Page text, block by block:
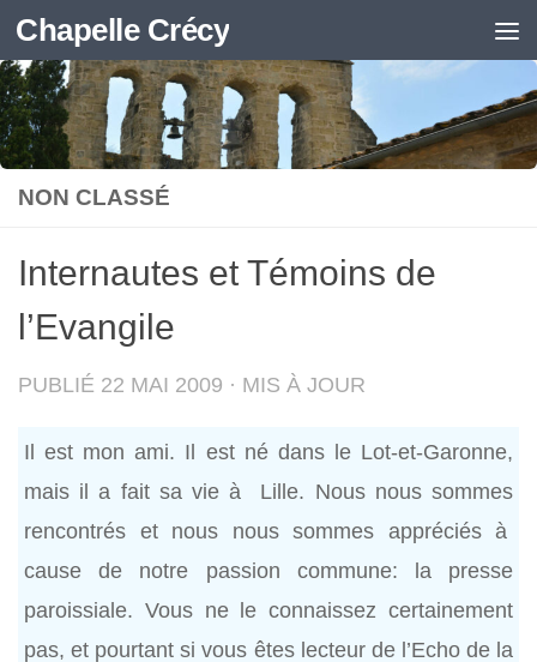
Skip to content
Chapelle Crécy
NON CLASSÉ
Internautes et Témoins de
l’Evangile
PUBLIÉ 22 MAI 2009 · MIS À JOUR
Il est mon ami. Il est né dans le Lot-et-Garonne,
mais il a fait sa vie à Lille. Nous nous sommes
rencontrés et nous nous sommes appréciés à
cause de notre passion commune: la presse
paroissiale. Vous ne le connaissez certainement
pas, et pourtant si vous êtes lecteur de l’Echo de la